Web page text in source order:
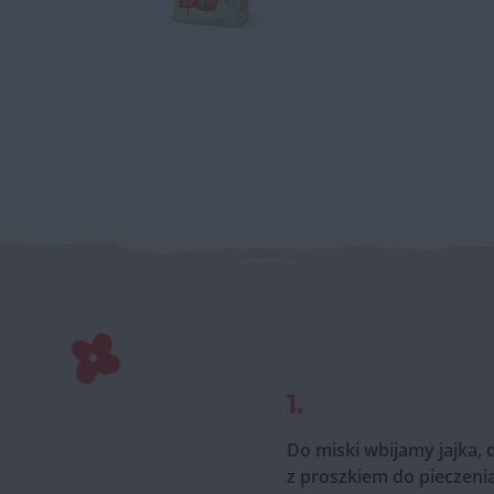
1.
Do miski wbijamy jajka,
z proszkiem do